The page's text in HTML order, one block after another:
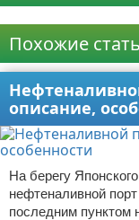
Похожие
описание,
На берегу
нефтеналивной
последним пунктом